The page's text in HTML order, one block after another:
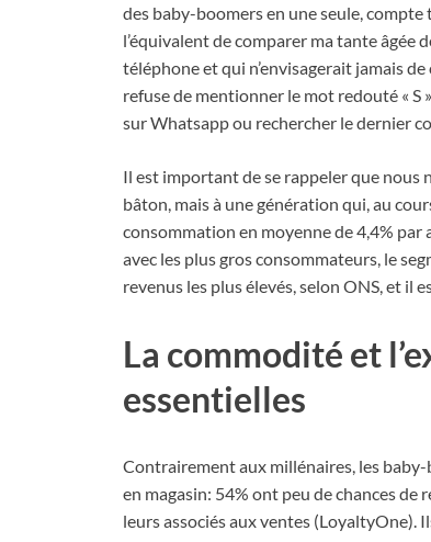
des baby-boomers en une seule, compte
l’équivalent de comparer ma tante âgée
téléphone et qui n’envisagerait jamais
refuse de mentionner le mot redouté « S
sur Whatsapp ou rechercher le dernier
Il est important de se rappeler que nous
bâton, mais à une génération qui, au
consommation en moyenne de 4,4%
avec les plus gros consommateurs, le
revenus les plus élevés, selon ONS, et
La commodité et
essentielles
Contrairement aux millénaires, les
en magasin: 54% ont peu de chances
leurs associés aux ventes (LoyaltyOne).